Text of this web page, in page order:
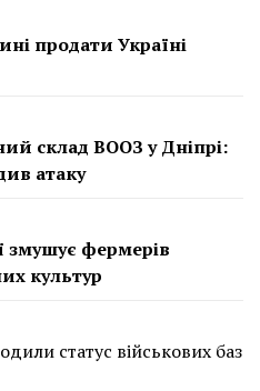
продати Україні
склад ВООЗ у Дніпрі:
атаку
змушує фермерів
культур
статус військових баз